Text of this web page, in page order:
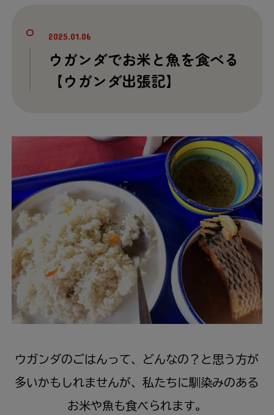
2025.01.06
ウガンダでお米と魚を食べる
【ウガンダ出張記】
ウガンダのごはんって、どんなの？と 思 う 方が
多いかもしれませんが、私たちに馴染みのある
お米や魚 も食べられます。